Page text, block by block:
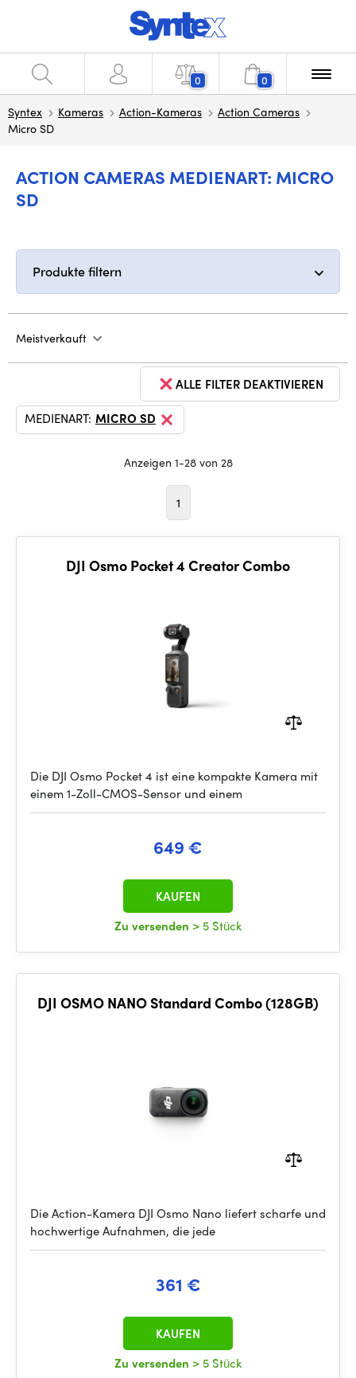
0 0
Syntex Kameras Action-Kameras
Action Cameras
Micro SD
ACTION CAMERAS MEDIENART: MICRO
SD
Produkte filtern
Meistverkauft
ALLE FILTER DEAKTIVIEREN
MEDIENART: MICRO SD
Anzeigen 1-28 von 28
1
DJI Osmo Pocket 4 Creator Combo
Die DJI Osmo Pocket 4 ist eine kompakte Kamera mit
einem 1-Zoll-CMOS-Sensor und einem
649 €
Zu versenden > 5 Stück
KAUFEN
DJI OSMO NANO Standard Combo (128GB)
Die Action-Kamera DJI Osmo Nano liefert scharfe und
hochwertige Aufnahmen, die jede
361 €
Zu versenden > 5 Stück
KAUFEN